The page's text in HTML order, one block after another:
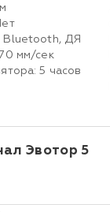
Bluetooth, ДЯ
мм/сек
5 часов
Эвотор 5